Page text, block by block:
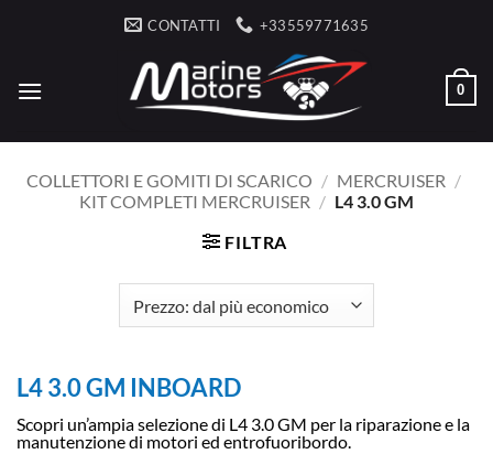
CONTATTI +33559771635
0
COLLETTORI E GOMITI DI SCARICO / MERCRUISER /
KIT COMPLETI MERCRUISER / L4 3.0 GM
FILTRA
L4 3.0 GM INBOARD
Scopri un’ampia selezione di L4 3.0 GM per la riparazione e la
manutenzione di motori ed entrofuoribordo.